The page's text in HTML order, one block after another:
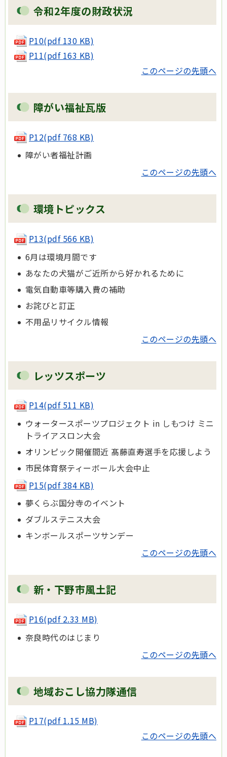
令和2年度の財政状況
P10(pdf 130 KB)
P11(pdf 163 KB)
このページの先頭へ
障がい福祉瓦版
P12(pdf 768 KB)
障がい者福祉計画
このページの先頭へ
環境トピックス
P13(pdf 566 KB)
6月は環境月間です
あなたの犬猫がご近所から好かれるために
電気自動車等購入費の補助
お詫びと訂正
不用品リサイクル情報
このページの先頭へ
レッツスポーツ
P14(pdf 511 KB)
ウォータースポーツプロジェクト in しもつけ ミニ
トライアスロン大会
オリンピック開催間近 髙藤直寿選手を応援しよう
市民体育祭ティーボール大会中止
P15(pdf 384 KB)
夢くらぶ国分寺のイベント
ダブルステニス大会
キンボールスポーツサンデー
このページの先頭へ
新・下野市風土記
P16(pdf 2.33 MB)
奈良時代のはじまり
このページの先頭へ
地域おこし協力隊通信
P17(pdf 1.15 MB)
このページの先頭へ